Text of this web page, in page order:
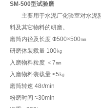
SM-500型试验磨
主要用于水泥厂化验室对水泥
料及其它物料的研磨。
磨筒内径及长度 Ф500×500㎜
研磨体装载量 100㎏
入磨物料粒度 ＜7㎜
入磨物料装载量 ≤5㎏
磨筒转速 48r/min
粉磨时间 ≈30min